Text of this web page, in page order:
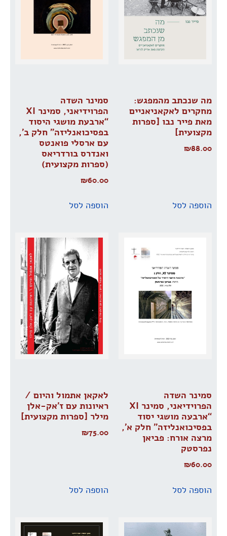
מה שנכתב מהמפגש:
מחקרים לאקאניאניים
מאת פייר נבו [ספרות
מקצועית]
₪88.00
הוספה לסל
סמינר השדה
הפרוידיאני, סמינר XI
“ארבעת מושגי היסוד
בפסיכואנליזה” חלק ב’,
עם ארסלי פואנטס
ואנדרס בורדריאס
(ספרות מקצועית)
₪60.00
הוספה לסל
סמינר השדה
הפרוידיאני, סמינר XI
“ארבעה מושגי יסוד
בפסיכואנליזה” חלק א’,
מרצה אורח: פביאן
נפרסטק
₪60.00
הוספה לסל
לאקאן אתמול והיום /
ראיונות עם ז׳אק-אלן
מילר [ספרות מקצועית]
₪75.00
הוספה לסל